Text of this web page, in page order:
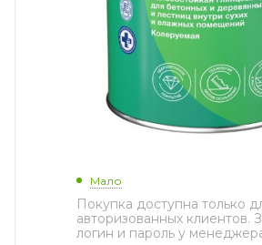
Мало
Покупка доступна только
авторизованных клиентов.
логин и пароль у